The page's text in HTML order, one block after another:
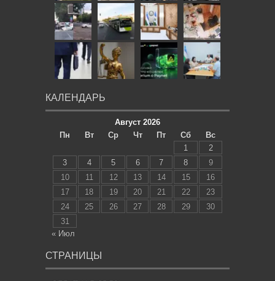
КАЛЕНДАРЬ
Август 2026
Пн
Вт Ср Чт Пт Сб
Вс
1
2
3
4 5 6 7 8
9
10
11 12 13 14 15
16
17
18 19 20 21 22
23
24
25 26 27 28 29
30
31
« Июл
СТРАНИЦЫ